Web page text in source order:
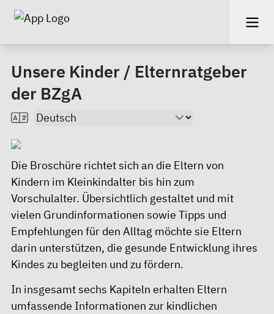
Unsere Kinder / Elternratgeber
der BZgA
Die Broschüre richtet sich an die Eltern von
Kindern im Kleinkindalter bis hin zum
Vorschulalter. Übersichtlich gestaltet und mit
vielen Grundinformationen sowie Tipps und
Empfehlungen für den Alltag möchte sie Eltern
darin unterstützen, die gesunde Entwicklung ihres
Kindes zu begleiten und zu fördern.
In insgesamt sechs Kapiteln erhalten Eltern
umfassende Informationen zur kindlichen